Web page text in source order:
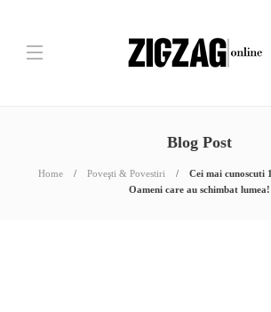
Blog Post
Home Poveşti & Povestiri
Cei mai cunoscuti
Oameni care au schimbat lumea!